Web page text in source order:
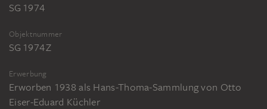
SG 1974
Objektnummer
SG 1974 Z
Erwerbung
Erworben 1938 als Hans-Thoma-Sammlung von Otto
Eiser-Eduard Küchler